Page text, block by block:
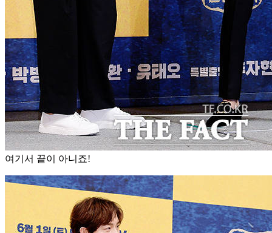
여기서 끝이 아니죠!